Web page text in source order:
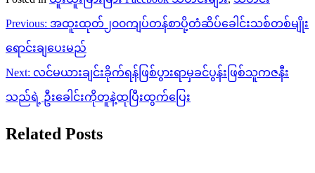
Post
navigation
Previous: အထူးထုတ်၂၀၀ကျပ်တန်စာပို့တံဆိပ်ခေါင်းသစ်တစ်မျိုး
ရောင်းချပေးမည်
Next: လင်မယားချင်းခိုက်ရန်ဖြစ်ပွားရာမှခင်ပွန်းဖြစ်သူကဇနီး
သည်ရဲ့ ဦးခေါင်းကိုတူနဲ့ထုပြီးထွက်ပြေး
Related Posts